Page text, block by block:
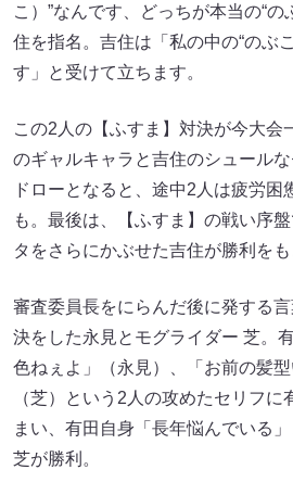
こ）”なんです、どっちが本当の“
住を指名。吉住は「私の中の“のぶ
す」と受けて立ちます。
この2人の【ふすま】対決が今大会
のギャルキャラと吉住のシュール
ドローとなると、途中2人は疲労困
も。最後は、【ふすま】の戦い序
タをさらにかぶせた吉住が勝利をも
審査委員長をにらんだ後に発する
決をした永見とモグライダー 芝。
色ねぇよ」（永見）、「お前の髪型
（芝）という2人の攻めたセリフに
まい、有田自身「長年悩んでいる
芝が勝利。